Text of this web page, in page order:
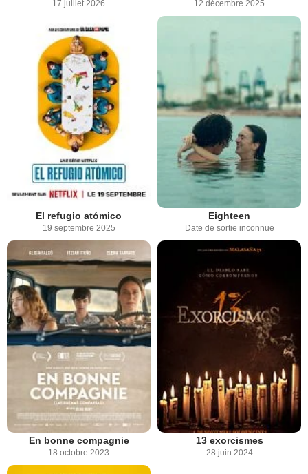
17 juillet 2026 12 décembre 2025
El refugio atómico
19 septembre 2025
Eighteen
Date de sortie inconnue
En bonne compagnie
18 octobre 2023
13 exorcismes
28 juin 2024